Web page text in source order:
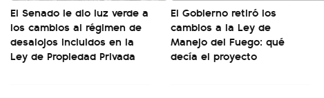
El Senado le dio luz verde a
los cambios al régimen de
desalojos incluidos en la
Ley de Propiedad Privada
El Gobierno retiró los
cambios a la Ley de
Manejo del Fuego: qué
decía el proyecto